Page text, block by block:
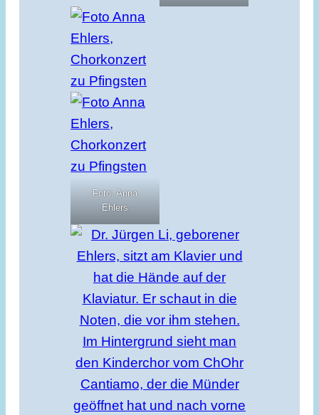
Foto: Anna
Ehlers